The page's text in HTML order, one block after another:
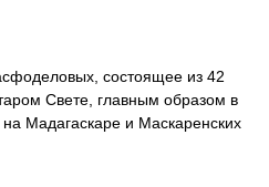
состоящее из 42
Свете, главным образом в
Мадагаскаре и Маскаренских